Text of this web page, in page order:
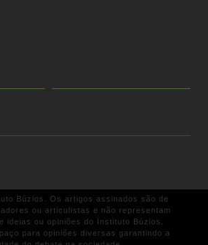
Búzios. Os artigos assinados são de
ou articulistas e não representam
ideias ou opiniões do Instituto Búzios.
para opiniões diversas garantindo a